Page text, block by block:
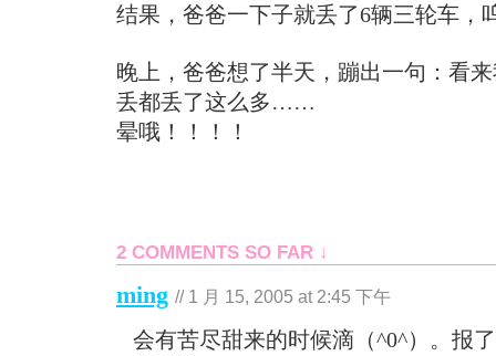
结果，爸爸一下子就丢了6辆三轮车，
晚上，爸爸想了半天，蹦出一句：看
丢都丢了这么多……
晕哦！！！！
2 COMMENTS SO FAR ↓
ming // 1 月 15, 2005 at 2:45 下午
会有苦尽甜来的时候滴（^0^）。报